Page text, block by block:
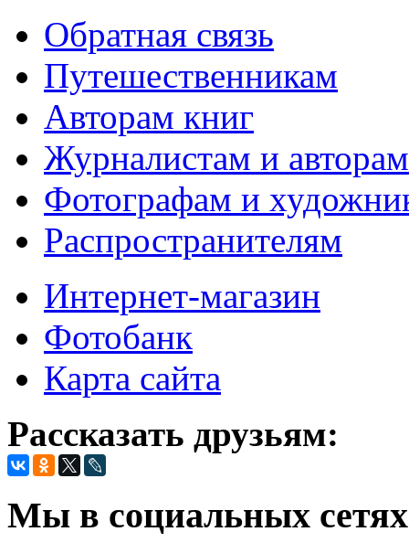
Обратная связь
Путешественникам
Авторам книг
Журналистам и авторам
Фотографам и
Распространителям
Интернет-магазин
Фотобанк
Карта сайта
Рассказать друзьям:
Мы в социальных